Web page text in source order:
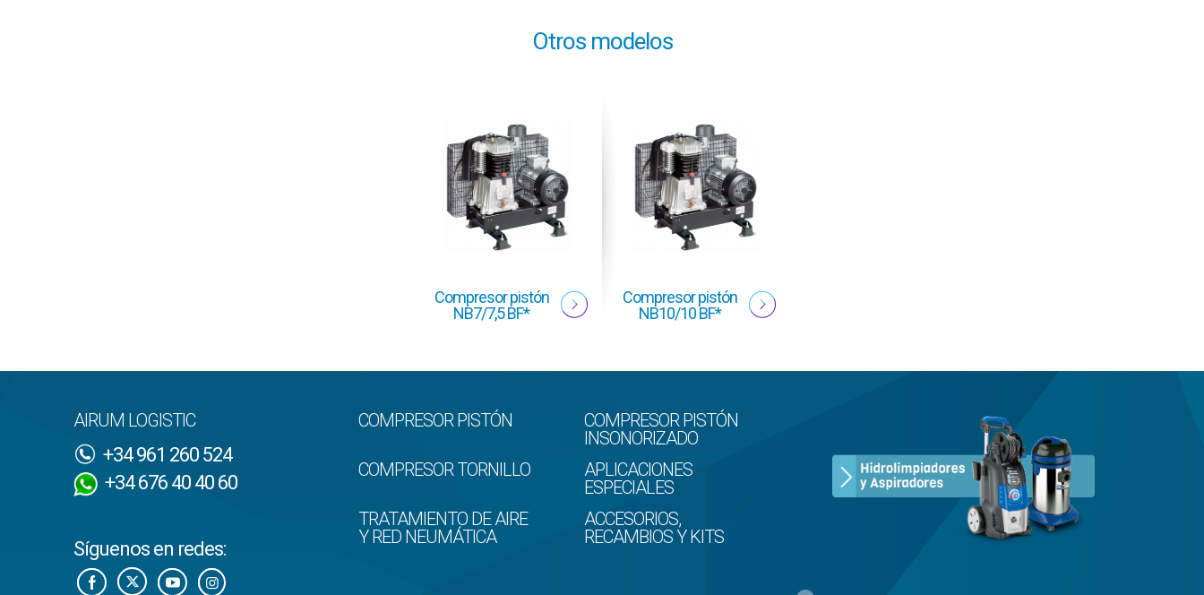
Otros modelos
Compresor pistón
NB7/7,5 BF*
Compresor pistón
NB10/10 BF*
AIRUM LOGISTIC
+34 961 260 524
+34 676 40 40 60
Síguenos en redes:
COMPRESOR PISTÓN
COMPRESOR PISTÓN
INSONORIZADO
COMPRESOR TORNILLO
APLICACIONES
ESPECIALES
TRATAMIENTO DE AIRE
Y RED NEUMÁTICA
ACCESORIOS,
RECAMBIOS Y KITS